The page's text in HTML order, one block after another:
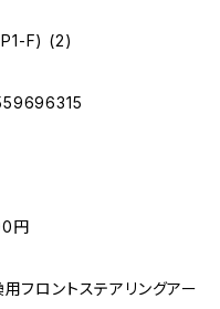
F) (2)
円
フロントステアリングアー